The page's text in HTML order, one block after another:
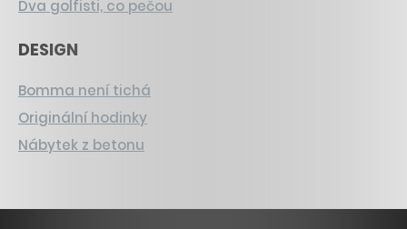
Dva golfisti, co pečou
DESIGN
Bomma není tichá
Originální hodinky
Nábytek z betonu